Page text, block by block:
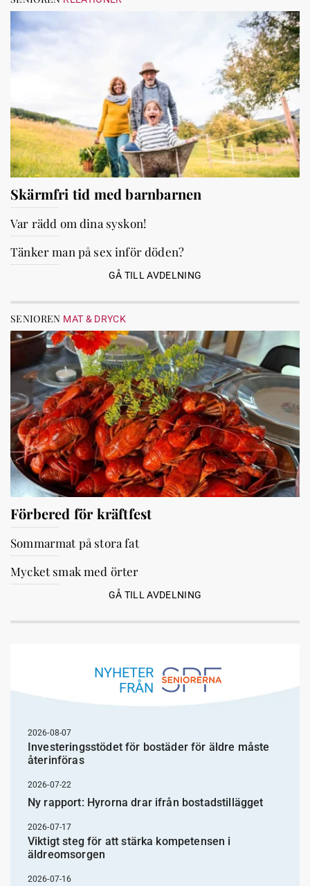
Skärmfri tid med barnbarnen
Var rädd om dina syskon!
Tänker man på sex inför döden?
GÅ TILL AVDELNING
SENIOREN MAT & DRYCK
Förbered för kräftfest
Sommarmat på stora fat
Mycket smak med örter
GÅ TILL AVDELNING
NYHETER
FRÅN
2026-08-07
Investeringsstödet för bostäder för äldre måste
återinföras
2026-07-22
Ny rapport: Hyrorna drar ifrån bostadstillägget
2026-07-17
Viktigt steg för att stärka kompetensen i
äldreomsorgen
2026-07-16